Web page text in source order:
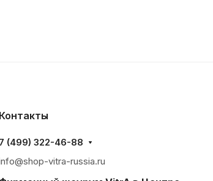
Контакты
7 (499) 322-46-88
vitra-russia.ru